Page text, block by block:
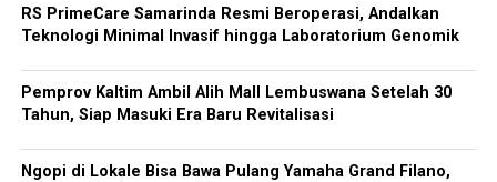
RS PrimeCare Samarinda Resmi Beroperasi, Andalkan
Teknologi Minimal Invasif hingga Laboratorium Genomik
Pemprov Kaltim Ambil Alih Mall Lembuswana Setelah 30
Tahun, Siap Masuki Era Baru Revitalisasi
Ngopi di Lokale Bisa Bawa Pulang Yamaha Grand Filano,